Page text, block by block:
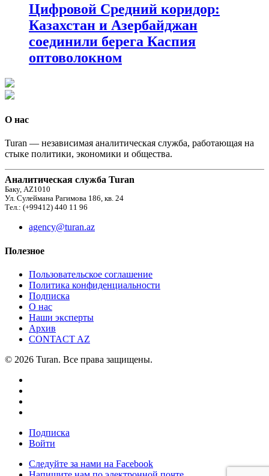
Цифровой Средний коридор:
Казахстан и Азербайджан
соединили берега Каспия
оптоволокном
О нас
Turan — независимая аналитическая служба, работающая на
стыке политики, экономики и общества.
Аналитическая служба Turan
Баку, AZ1010
Ул. Сулеймана Рагимова 186, кв. 24
Тел.: (+99412) 440 11 96
agency@turan.az
Полезное
Пользовательское соглашение
Политика конфиденциальности
Подписка
О нас
Наши эксперты
Архив
CONTACT AZ
© 2026 Turan. Все права защищены.
Подписка
Войти
Следуйте за нами на Facebook